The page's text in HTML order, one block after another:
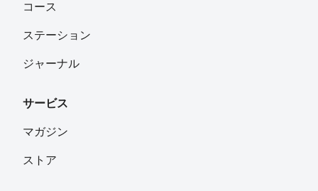
コース
ステーション
ジャーナル
サービス
マガジン
ストア